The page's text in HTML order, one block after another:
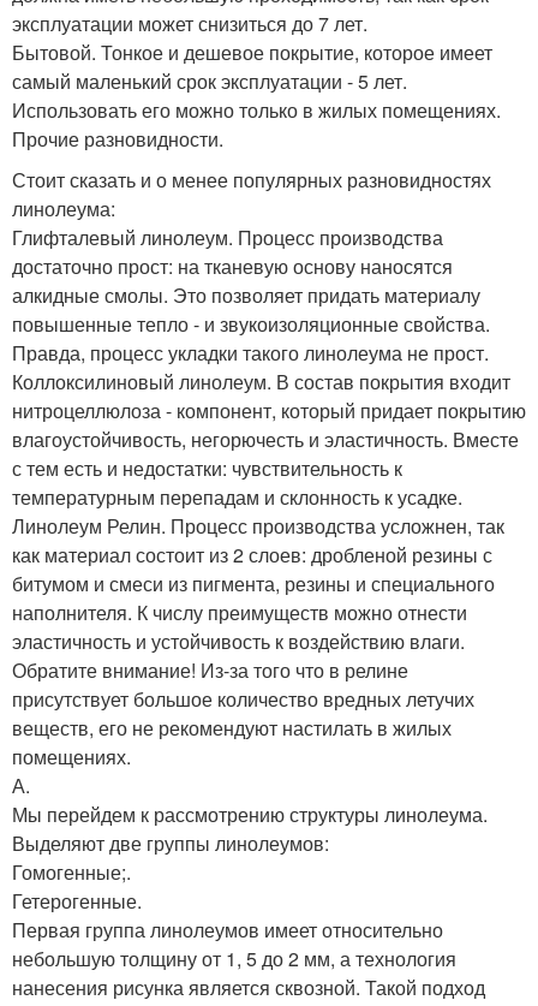
эксплуатации может снизиться до 7 лет.
Бытовой. Тонкое и дешевое покрытие, которое имеет
самый маленький срок эксплуатации - 5 лет.
Использовать его можно только в жилых помещениях.
Прочие разновидности.
Стоит сказать и о менее популярных разновидностях
линолеума:
Глифталевый линолеум. Процесс производства
достаточно прост: на тканевую основу наносятся
алкидные смолы. Это позволяет придать материалу
повышенные тепло - и звукоизоляционные свойства.
Правда, процесс укладки такого линолеума не прост.
Коллоксилиновый линолеум. В состав покрытия входит
нитроцеллюлоза - компонент, который придает покрытию
влагоустойчивость, негорючесть и эластичность. Вместе
с тем есть и недостатки: чувствительность к
температурным перепадам и склонность к усадке.
Линолеум Релин. Процесс производства усложнен, так
как материал состоит из 2 слоев: дробленой резины с
битумом и смеси из пигмента, резины и специального
наполнителя. К числу преимуществ можно отнести
эластичность и устойчивость к воздействию влаги.
Обратите внимание! Из-за того что в релине
присутствует большое количество вредных летучих
веществ, его не рекомендуют настилать в жилых
помещениях.
А.
Мы перейдем к рассмотрению структуры линолеума.
Выделяют две группы линолеумов:
Гомогенные;.
Гетерогенные.
Первая группа линолеумов имеет относительно
небольшую толщину от 1, 5 до 2 мм, а технология
нанесения рисунка является сквозной. Такой подход